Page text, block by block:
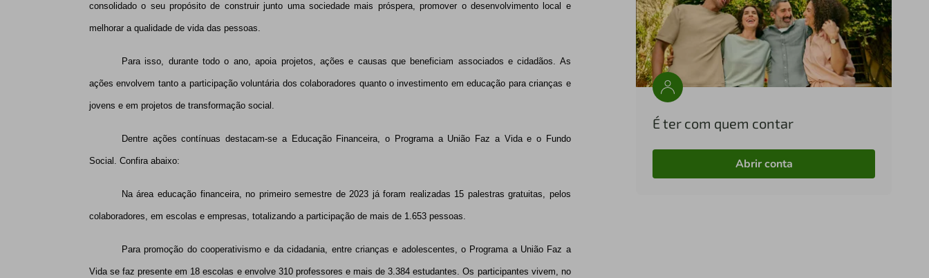
consolidado o seu propósito de construir junto uma sociedade mais próspera, promover o desenvolvimento local e
melhorar a qualidade de vida das pessoas.
Para isso, durante todo o ano, apoia projetos, ações e causas que beneficiam associados e cidadãos. As
ações envolvem tanto a participação voluntária dos colaboradores quanto o investimento em educação para crianças e
jovens e em projetos de transformação social.
Dentre ações contínuas destacam-se a Educação Financeira, o Programa a União Faz a Vida e o Fundo
Social. Confira abaixo:
Na área educação financeira, no primeiro semestre de 2023 já foram realizadas 15 palestras gratuitas, pelos
colaboradores, em escolas e empresas, totalizando a participação de mais de 1.653 pessoas.
Para promoção do cooperativismo e da cidadania, entre crianças e adolescentes, o Programa a União Faz a
Vida se faz presente em 18 escolas e envolve 310 professores e mais de 3.384 estudantes. Os participantes vivem, no
É ter com quem contar
Abrir conta